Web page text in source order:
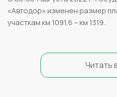
Читать
«Автодор» изменен размер
участкам км 1091,6 – км 1319..